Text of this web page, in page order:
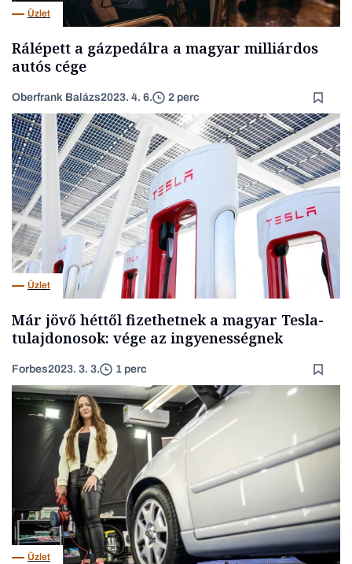
Üzlet
Rálépett a gázpedálra a magyar milliárdos
autós cége
Oberfrank Balázs2023. 4. 6. 2 perc
Üzlet
Már jövő héttől fizethetnek a magyar Tesla-
tulajdonosok: vége az ingyenességnek
Forbes2023. 3. 3. 1 perc
Üzlet